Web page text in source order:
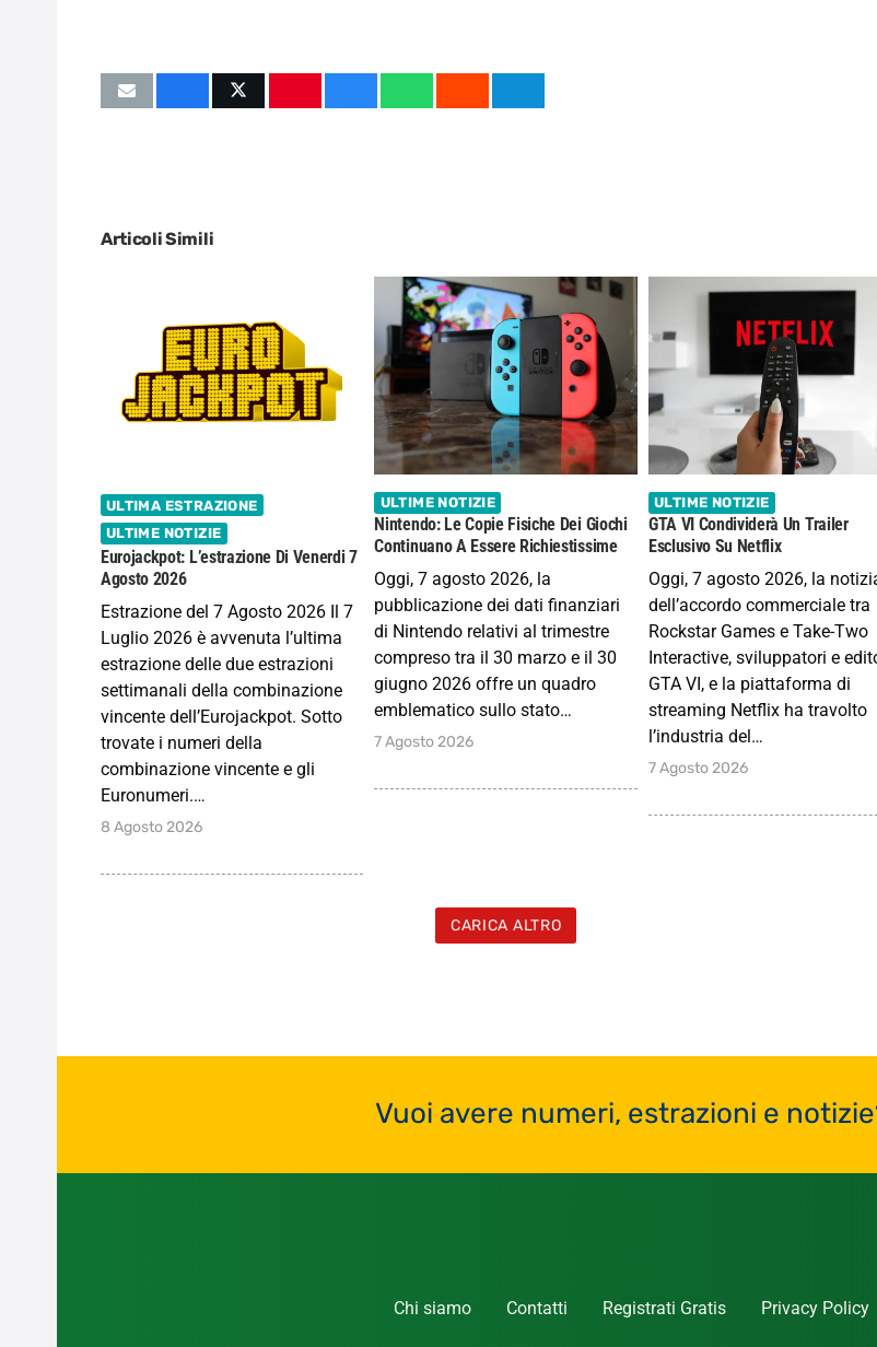
Articoli Simili
ULTIMA ESTRAZIONE
ULTIME NOTIZIE
Eurojackpot: L’estrazione Di Venerdi 7
Agosto 2026
Estrazione del 7 Agosto 2026 Il 7
Luglio 2026 è avvenuta l’ultima
estrazione delle due estrazioni
settimanali della combinazione
vincente dell’Eurojackpot. Sotto
trovate i numeri della
combinazione vincente e gli
Euronumeri.…
8 Agosto 2026
ULTIME NOTIZIE
Nintendo: Le Copie Fisiche Dei Giochi
Continuano A Essere Richiestissime
Oggi, 7 agosto 2026, la
pubblicazione dei dati finanziari
di Nintendo relativi al trimestre
compreso tra il 30 marzo e il 30
giugno 2026 offre un quadro
emblematico sullo stato…
7 Agosto 2026
ULTIME NOTIZIE
GTA VI Condividerà Un Trailer
Esclusivo Su Netflix
Oggi, 7 agosto 2026, la
dell’accordo commerciale tra
Rockstar Games e Take-Two
Interactive, sviluppatori e
GTA VI, e la piattaforma di
streaming Netflix ha travolto
l’industria del…
7 Agosto 2026
CARICA ALTRO
Vuoi avere numeri, estrazioni e
Chi siamo Contatti Registrati Gratis Privacy Policy